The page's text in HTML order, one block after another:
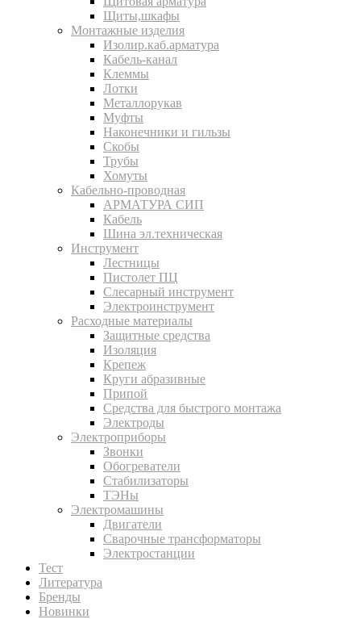
Щиты,шкафы
Монтажные изделия
Изолир.каб.арматура
Кабель-канал
Клеммы
Лотки
Металлорукав
Муфты
Наконечники и гильзы
Скобы
Трубы
Хомуты
Кабельно-проводная
АРМАТУРА СИП
Кабель
Шина эл.техническая
Инструмент
Лестницы
Пистолет ПЦ
Слесарный инструмент
Электроинструмент
Расходные материалы
Защитные средства
Изоляция
Крепеж
Круги абразивные
Припой
Средства для быстрого монтажа
Электроды
Электроприборы
Звонки
Обогреватели
Стабилизаторы
ТЭНы
Электромашины
Двигатели
Сварочные трансформаторы
Электростанции
Тест
Литература
Бренды
Новинки